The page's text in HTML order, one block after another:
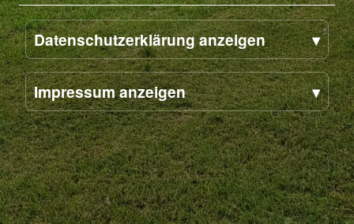
Datenschutzerklärung anzeigen
Impressum anzeigen